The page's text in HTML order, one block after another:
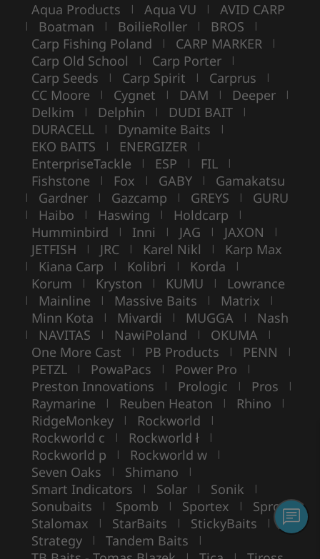
Aqua Products | Aqua VU | AVID CARP
| Boatman | BoilieRoller | BROS |
Carp Fishing Poland | CARP MARKER |
Carp Old School | Carp Porter |
Carp Seeds | Carp Spirit | Carprus |
CC Moore | Cygnet | DAM | Deeper |
Delkim | Delphin | DUDI BAIT |
DURACELL | Dynamite Baits |
EKO BAITS | ENERGIZER |
EnterpriseTackle | ESP | FIL |
Fishstone | Fox | GABY | Gamakatsu
| Gardner | Gazcamp | GREYS | GURU
| Haibo | Haswing | Holdcarp |
Humminbird | Inni | JAG | JAXON |
JETFISH | JRC | Karel Nikl | Karp Max
| Kiana Carp | Kolibri | Korda |
Korum | Kryston | KUMU | Lowrance
| Mainline | Massive Baits | Matrix |
Minn Kota | Mivardi | MUGGA | Nash
| NAVITAS | NawiPoland | OKUMA |
One More Cast | PB Products | PENN |
PETZL | PowaPacs | Power Pro |
Preston Innovations | Prologic | Pros |
Raymarine | Reuben Heaton | Rhino |
RidgeMonkey | Rockworld |
Rockworld c | Rockworld ł |
Rockworld p | Rockworld w |
Seven Oaks | Shimano |
Smart Indicators | Solar | Sonik |
Sonubaits | Spomb | Sportex | Spro |
Stalomax | StarBaits | StickyBaits |
Strategy | Tandem Baits |